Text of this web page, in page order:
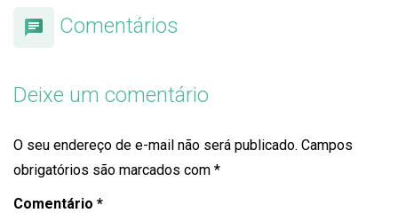
Comentários
Deixe um comentário
O seu endereço de e-mail não será publicado. Campos
obrigatórios são marcados com *
Comentário *